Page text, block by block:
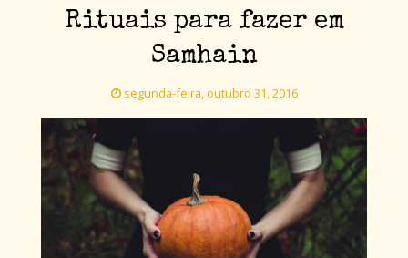
Rituais para fazer em
Samhain
segunda-feira, outubro 31, 2016